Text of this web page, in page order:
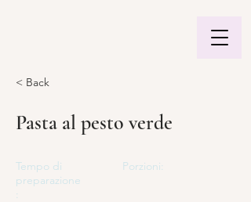
< Back
Pasta al pesto verde
Tempo di
preparazione
:
Porzioni: